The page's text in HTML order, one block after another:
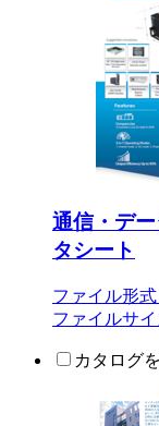
通信・デ
タシート
ファイル形
ファイルサ
カタログ